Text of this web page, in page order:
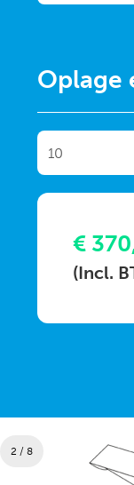
2 / 8
Oplage
€
(Incl.